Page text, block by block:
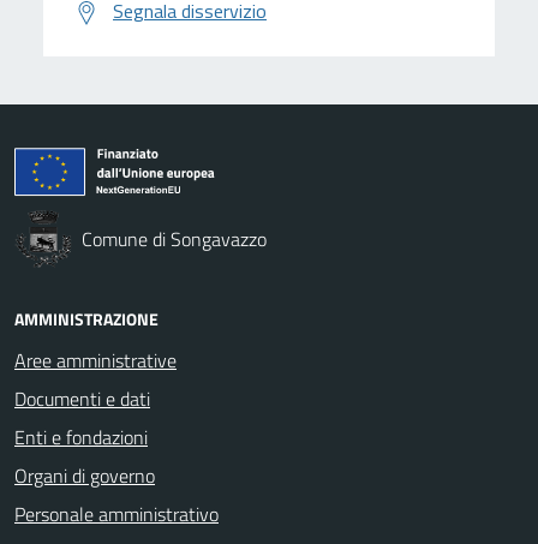
Segnala disservizio
Comune di Songavazzo
AMMINISTRAZIONE
Aree amministrative
Documenti e dati
Enti e fondazioni
Organi di governo
Personale amministrativo